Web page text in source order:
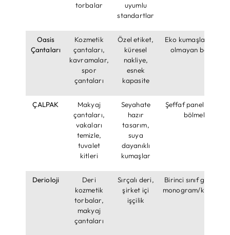
torbalar
uyumlu
standartlar
Oasis
Çantaları
Kozmetik
çantaları,
kavramalar,
spor
çantaları
Özel etiket,
küresel
nakliye,
esnek
kapasite
Eko kumaşlar, toksik
olmayan boyalar
ÇALPAK
Makyaj
çantaları,
vakaları
temizle,
tuvalet
kitleri
Seyahate
hazır
tasarım,
suya
dayanıklı
kumaşlar
Şeffaf paneller, akıllı
bölmeler
Derioloji
Deri
kozmetik
torbalar,
makyaj
çantaları
Sırçalı deri,
şirket içi
işçilik
Birinci sınıf
monogram/